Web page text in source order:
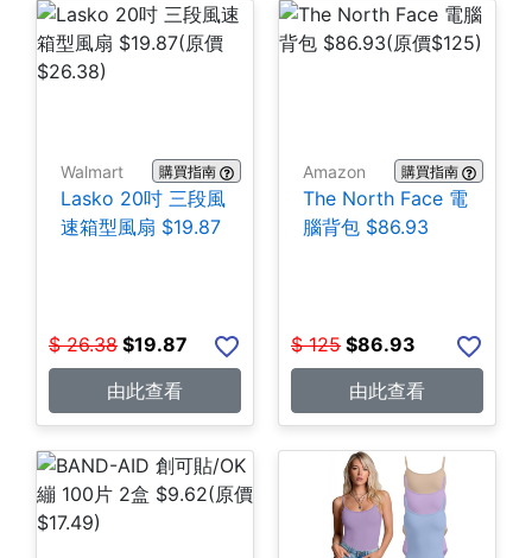
Walmart 購買指南
Lasko 20吋 三段風
速箱型風扇 $19.87
$ 26.38 $19.87
由此查看
Amazon 購買指南
The North Face 電
腦背包 $86.93
$ 125 $86.93
由此查看